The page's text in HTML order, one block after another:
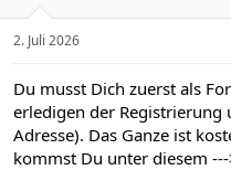
2. Juli 2026
Du musst Dich zuerst als
erledigen der Registrierung
Adresse). Das Ganze ist
kommst Du unter diesem